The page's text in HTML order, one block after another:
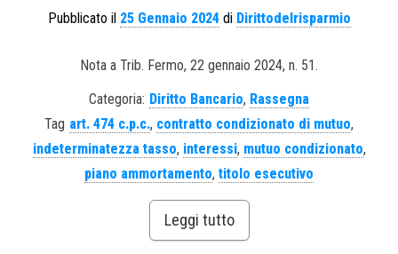
Pubblicato il 25 Gennaio 2024di Dirittodelrisparmio
Nota a Trib. Fermo, 22 gennaio 2024, n. 51.
Categoria: Diritto Bancario, Rassegna
Tag art. 474 c.p.c., contratto condizionato di mutuo,
indeterminatezza tasso, interessi, mutuo condizionato,
piano ammortamento, titolo esecutivo
Leggi tutto